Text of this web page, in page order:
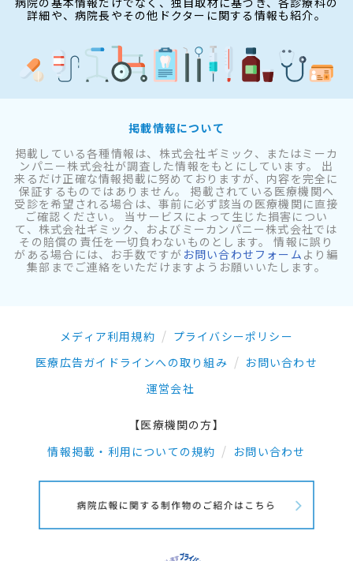
詳細や、病院長やその他ドクターに関する情報も紹介。
掲載情報について
掲載している各種情報は、株式会社ギミック、またはミーカ
ンパニー株式会社が調査した情報をもとにしています。 出
来るだけ正確な情報掲載に努めておりますが、内容を完全に
保証するものではありません。 掲載されている医療機関へ
受診を希望される場合は、事前に必ず該当の医療機関に直接
ご確認ください。 当サービスによって生じた損害につい
て、株式会社ギミック、およびミーカンパニー株式会社では
その賠償の責任を一切負わないものとします。 情報に誤り
がある場合には、お手数ですが お問い合わせフォーム より編
集部までご連絡をいただけますようお願いいたします。
メディア利用規約
プライバシーポリシー
医療広告ガイドラインへの取り組み
お問い合わせ
運営会社
【医療機関の方】
情報掲載・利用についての規約
お問い合わせ